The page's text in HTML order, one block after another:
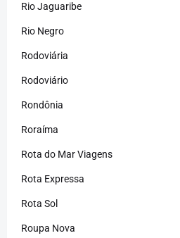
Rio Jaguaribe
Rio Negro
Rodoviária
Rodoviário
Rondônia
Roraíma
Rota do Mar Viagens
Rota Expressa
Rota Sol
Roupa Nova